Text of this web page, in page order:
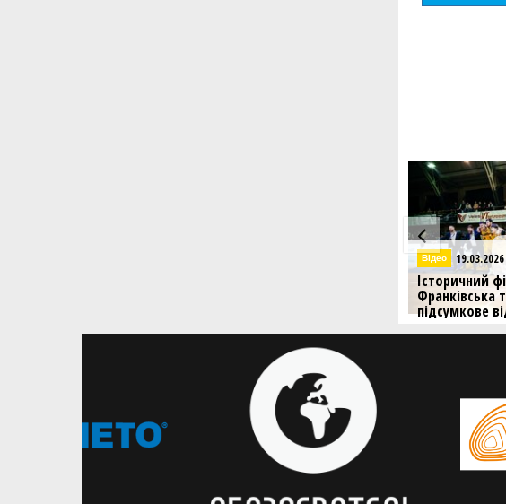
Захисник Київ-Баскета поділився
враженнями від здобуття першого
дорослого трофею
Відео 19.03.2026
Історичний
Франківська
підсумкове